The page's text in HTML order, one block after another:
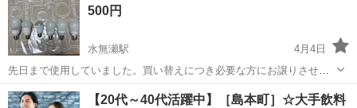
500円
水無瀬駅
4月4日
先日まで使用していました。買い替えにつき必要な方にお譲りさせて
いただきます。 全て使用出来ます。
大阪 三島郡 水無瀬駅 その他 NEC
【20代～40代活躍中】［島本町］☆大手飲料